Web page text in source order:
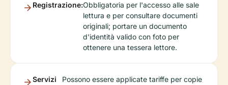
Registrazione:Obbligatoria per l'accesso alle sale
lettura e per consultare documenti
originali; portare un documento
d'identità valido con foto per
ottenere una tessera lettore.
Servizi
Possono essere applicate tariffe per copie